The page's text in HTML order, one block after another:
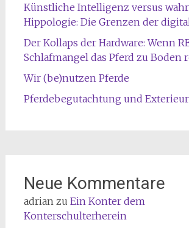
Künstliche Intelligenz versus
Hippologie: Die Grenzen der
Der Kollaps der Hardware: Wenn
Schlafmangel das Pferd zu Boden
Wir (be)nutzen Pferde
Pferdebegutachtung und
Neue Kommentare
adrian zu Ein Konter dem
Konterschulterherein